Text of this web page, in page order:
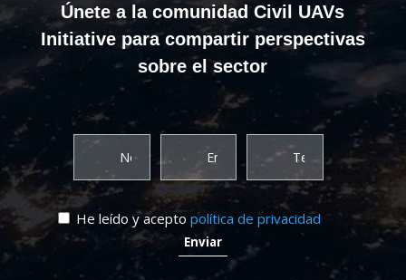
Únete a la comunidad Civil UAVs
Initiative para compartir perspectivas
sobre el sector
He leído y acepto política de privacidad